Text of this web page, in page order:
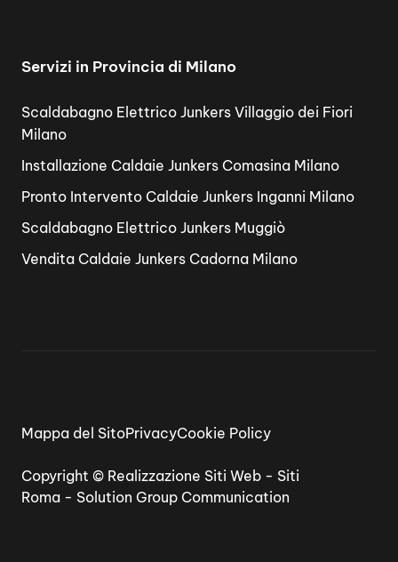
Servizi in Provincia di Milano
Scaldabagno Elettrico Junkers Villaggio dei Fiori
Milano
Installazione Caldaie Junkers Comasina Milano
Pronto Intervento Caldaie Junkers Inganni Milano
Scaldabagno Elettrico Junkers Muggiò
Vendita Caldaie Junkers Cadorna Milano
Copyright © Realizzazione Siti Web - Siti
Roma - Solution Group Communication
Mappa del SitoPrivacyCookie Policy